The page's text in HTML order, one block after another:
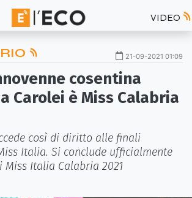
VIDEO
21-09-2021 01:09
cosentina
Carolei è Miss Calabria
così di diritto alle finali
Italia. Si conclude ufficialmente
Miss Italia Calabria 2021